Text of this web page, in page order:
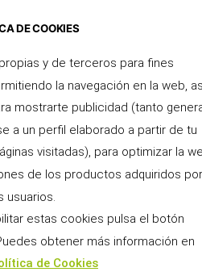
DE COOKIES
y de terceros para fines
la navegación en la web,
mostrarte publicidad (tanto
a un perfil elaborado a partir de tu
visitadas), para optimizar la
de los productos adquiridos por
usuarios.
estas cookies pulsa el botón
obtener más información en
de Cookies